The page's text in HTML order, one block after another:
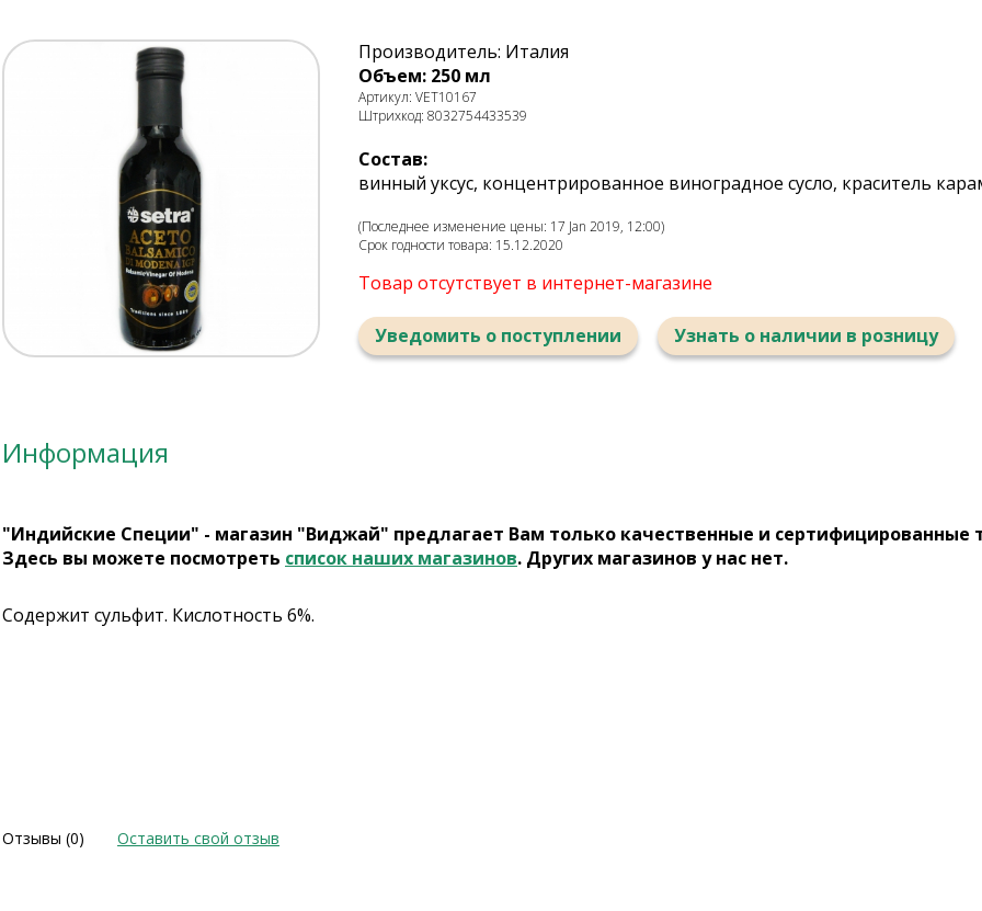
Производитель: Италия
Объем: 250 мл
Артикул: VET10167
Штрихкод: 8032754433539
Состав:
винный уксус, концентрированное виноградное сусло, краситель
(Последнее изменение цены: 17 Jan 2019, 12:00)
Срок годности товара: 15.12.2020
Товар отсутствует в интернет-магазине
Уведомить о поступлении Узнать о наличии в розницу
Информация
"Индийские Специи" - магазин "Виджай" предлагает Вам только качественные и сертифицированные
Здесь вы можете посмотреть список наших магазинов. Других магазинов у нас нет.
Содержит сульфит. Кислотность 6%.
Отзывы (0) Оставить свой отзыв